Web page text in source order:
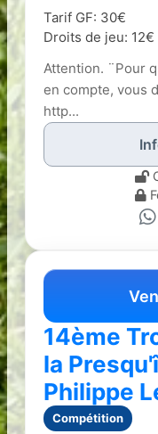
Tarif GF: 30€
Droits de jeu: 12€
Attention. ¨Pour
en compte, vous
http...
Ven
14ème
la
Philippe
Compétition